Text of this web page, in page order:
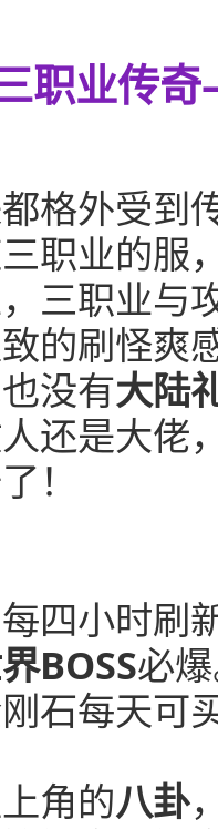
职业传
格外受到
职业的服
三职业与
的刷怪爽
没有大陆
还是大佬
！
四小时刷
BOSS必
石每天可
角的八卦